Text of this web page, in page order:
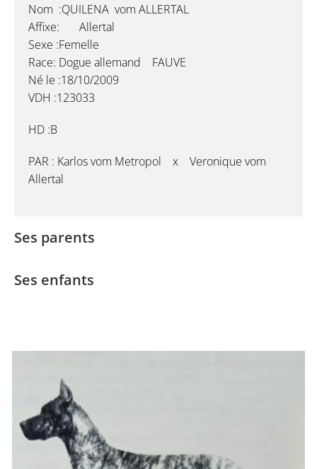
Nom :QUILENA vom ALLERTAL
Affixe: Allertal
Sexe :Femelle
Race: Dogue allemand FAUVE
Né le :18/10/2009
VDH :123033
HD :B
PAR : Karlos vom Metropol x Veronique vom
Allertal
Ses parents
Ses enfants